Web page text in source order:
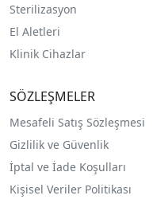
Sterilizasyon
El Aletleri
Klinik Cihazlar
SÖZLEŞMELER
Mesafeli Satış Sözleşmesi
Gizlilik ve Güvenlik
İptal ve İade Koşulları
Kişisel Veriler Politikası